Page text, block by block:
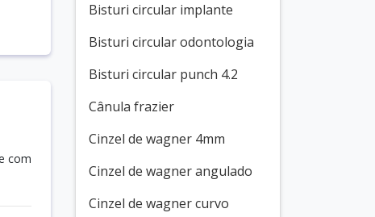
com
Bisturi circular implante
Bisturi circular odontologia
Bisturi circular punch 4.2
Cânula frazier
Cinzel de wagner 4mm
Cinzel de wagner angulado
Cinzel de wagner curvo